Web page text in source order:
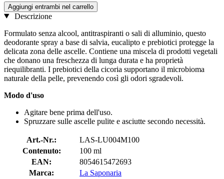
Aggiungi entrambi nel carrello
Descrizione
Formulato senza alcool, antitraspiranti o sali di alluminio, questo
deodorante spray a base di salvia, eucalipto e prebiotici protegge la
delicata zona delle ascelle. Contiene una miscela di prodotti vegetali
che donano una freschezza di lunga durata e ha proprietà
riequilibranti. I prebiotici della cicoria supportano il microbioma
naturale della pelle, prevenendo così gli odori sgradevoli.
Modo d'uso
Agitare bene prima dell'uso.
Spruzzare sulle ascelle pulite e asciutte secondo necessità.
Art.-Nr.:
LAS-LU004M100
Contenuto:
100 ml
EAN:
8054615472693
Marca:
La Saponaria